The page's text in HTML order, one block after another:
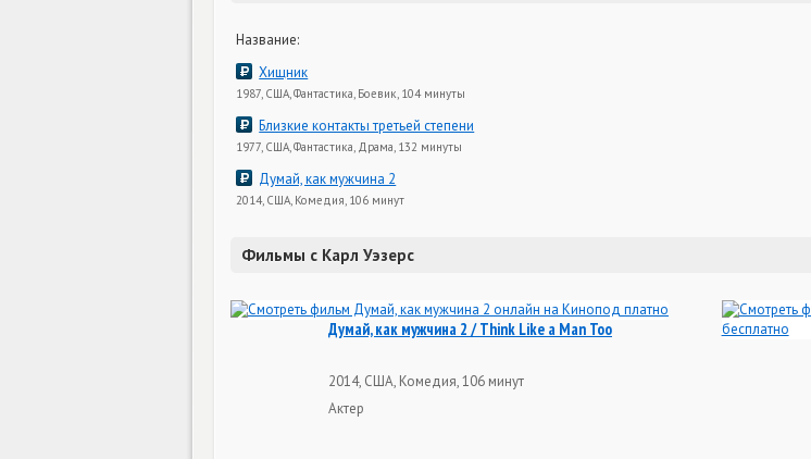
Название:
Хищник
1987, США, Фантастика, Боевик, 104 минуты
Близкие контакты третьей степени
1977, США, Фантастика, Драма, 132 минуты
Думай, как мужчина 2
2014, США, Комедия, 106 минут
Фильмы с Карл Уэзерс
Думай, как мужчина 2 / Think Like a Man Too
2014, США, Комедия, 106 минут
Актер